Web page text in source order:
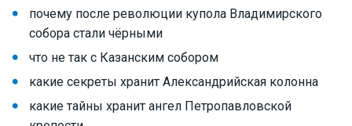
почему после революции купола Владимирского
собора стали чёрными
что не так с Казанским собором
какие секреты хранит Александрийская колонна
какие тайны хранит ангел Петропавловской